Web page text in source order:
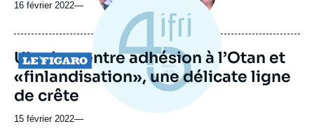
16 février 2022—
Logo
Ukraine: entre adhésion à l’Otan et
«finlandisation», une délicate ligne
de crête
15 février 2022—